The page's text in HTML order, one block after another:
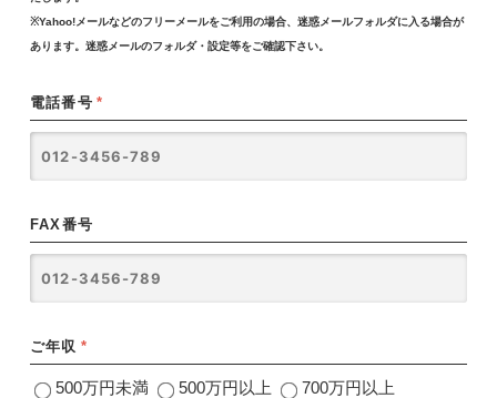
※Yahoo!メールなどのフリーメールをご利用の場合、迷惑メールフォルダに入る場合が
あります。迷惑メールのフォルダ・設定等をご確認下さい。
電話番号 *
FAX番号
ご年収 *
500万円未満 500万円以上
700万円以上